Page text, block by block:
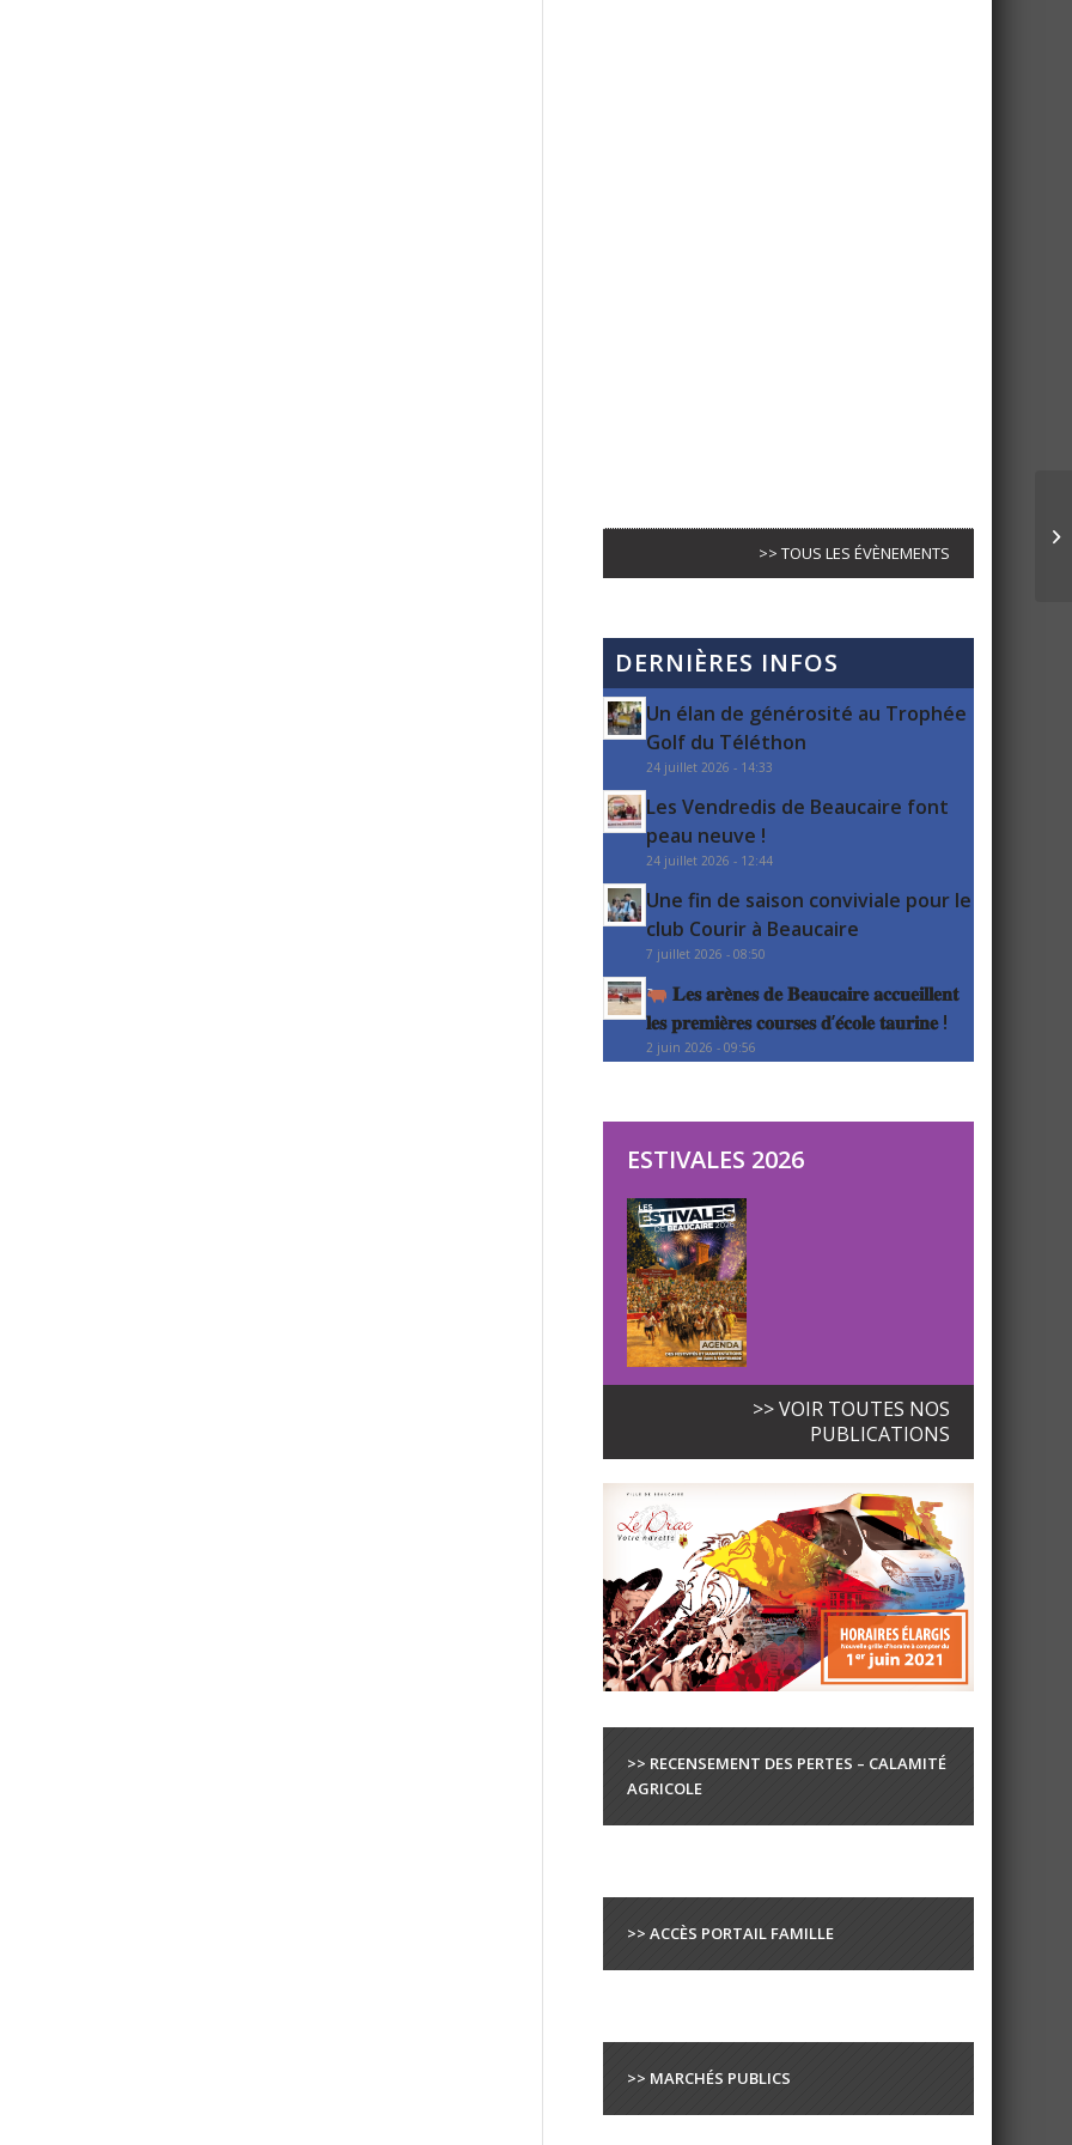
>> TOUS LES ÉVÈNEMENTS
DERNIÈRES INFOS
Un élan de générosité au Trophée
Golf du Téléthon
24 juillet 2026 - 14:33
Les Vendredis de Beaucaire font
peau neuve !
24 juillet 2026 - 12:44
Une fin de saison conviviale pour le
club Courir à Beaucaire
7 juillet 2026 - 08:50
𝐋𝐞𝐬 𝐚𝐫𝐞̀𝐧𝐞𝐬 𝐝𝐞 𝐁𝐞𝐚𝐮𝐜𝐚𝐢𝐫𝐞 𝐚𝐜𝐜𝐮𝐞𝐢𝐥𝐥𝐞𝐧𝐭
𝐥𝐞𝐬 𝐩𝐫𝐞𝐦𝐢𝐞̀𝐫𝐞𝐬 𝐜𝐨𝐮𝐫𝐬𝐞𝐬 𝐝’𝐞́𝐜𝐨𝐥𝐞 𝐭𝐚𝐮𝐫𝐢𝐧𝐞 !
2 juin 2026 - 09:56
ESTIVALES 2026
>> VOIR TOUTES NOS
PUBLICATIONS
>> RECENSEMENT DES PERTES – CALAMITÉ
AGRICOLE
>> ACCÈS PORTAIL FAMILLE
>> MARCHÉS PUBLICS